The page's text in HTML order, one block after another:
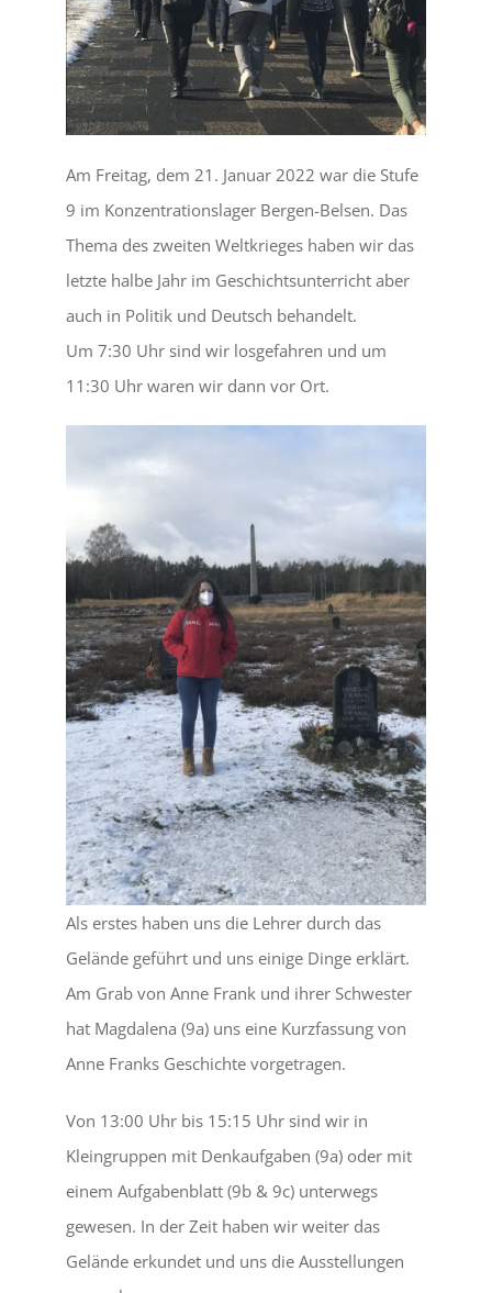
Am Freitag, dem 21. Januar 2022 war die Stufe
9 im Konzentrationslager Bergen-Belsen. Das
Thema des zweiten Weltkrieges haben wir das
letzte halbe Jahr im Geschichtsunterricht aber
auch in Politik und Deutsch behandelt.
Um 7:30 Uhr sind wir losgefahren und um
11:30 Uhr waren wir dann vor Ort.
Als erstes haben uns die Lehrer durch das
Gelände geführt und uns einige Dinge erklärt.
Am Grab von Anne Frank und ihrer Schwester
hat Magdalena (9a) uns eine Kurzfassung von
Anne Franks Geschichte vorgetragen.
Von 13:00 Uhr bis 15:15 Uhr sind wir in
Kleingruppen mit Denkaufgaben (9a) oder mit
einem Aufgabenblatt (9b & 9c) unterwegs
gewesen. In der Zeit haben wir weiter das
Gelände erkundet und uns die Ausstellungen